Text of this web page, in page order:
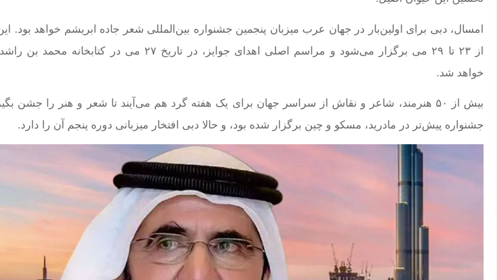
امسال، دبی برای اولین‌بار در جهان عرب میزبان پنجمین جشنواره بین‌المللی شعر جاده ابریشم خواهد بود.
از ۲۳ تا ۲۹ می برگزار می‌شود و مراسم اصلی اهدای جوایز، در تاریخ ۲۷ می در کتابخانه
خواهد شد.
بیش از ۵۰ هنرمند، شاعر و نقاش از سراسر جهان برای یک هفته گرد هم می‌آیند تا شعر و هنر را جشن
جشنواره پیش‌تر در مادرید، مسکو و چین برگزار شده بود، و حالا دبی افتخار میزبانی دوره پنجم آن را دارد.